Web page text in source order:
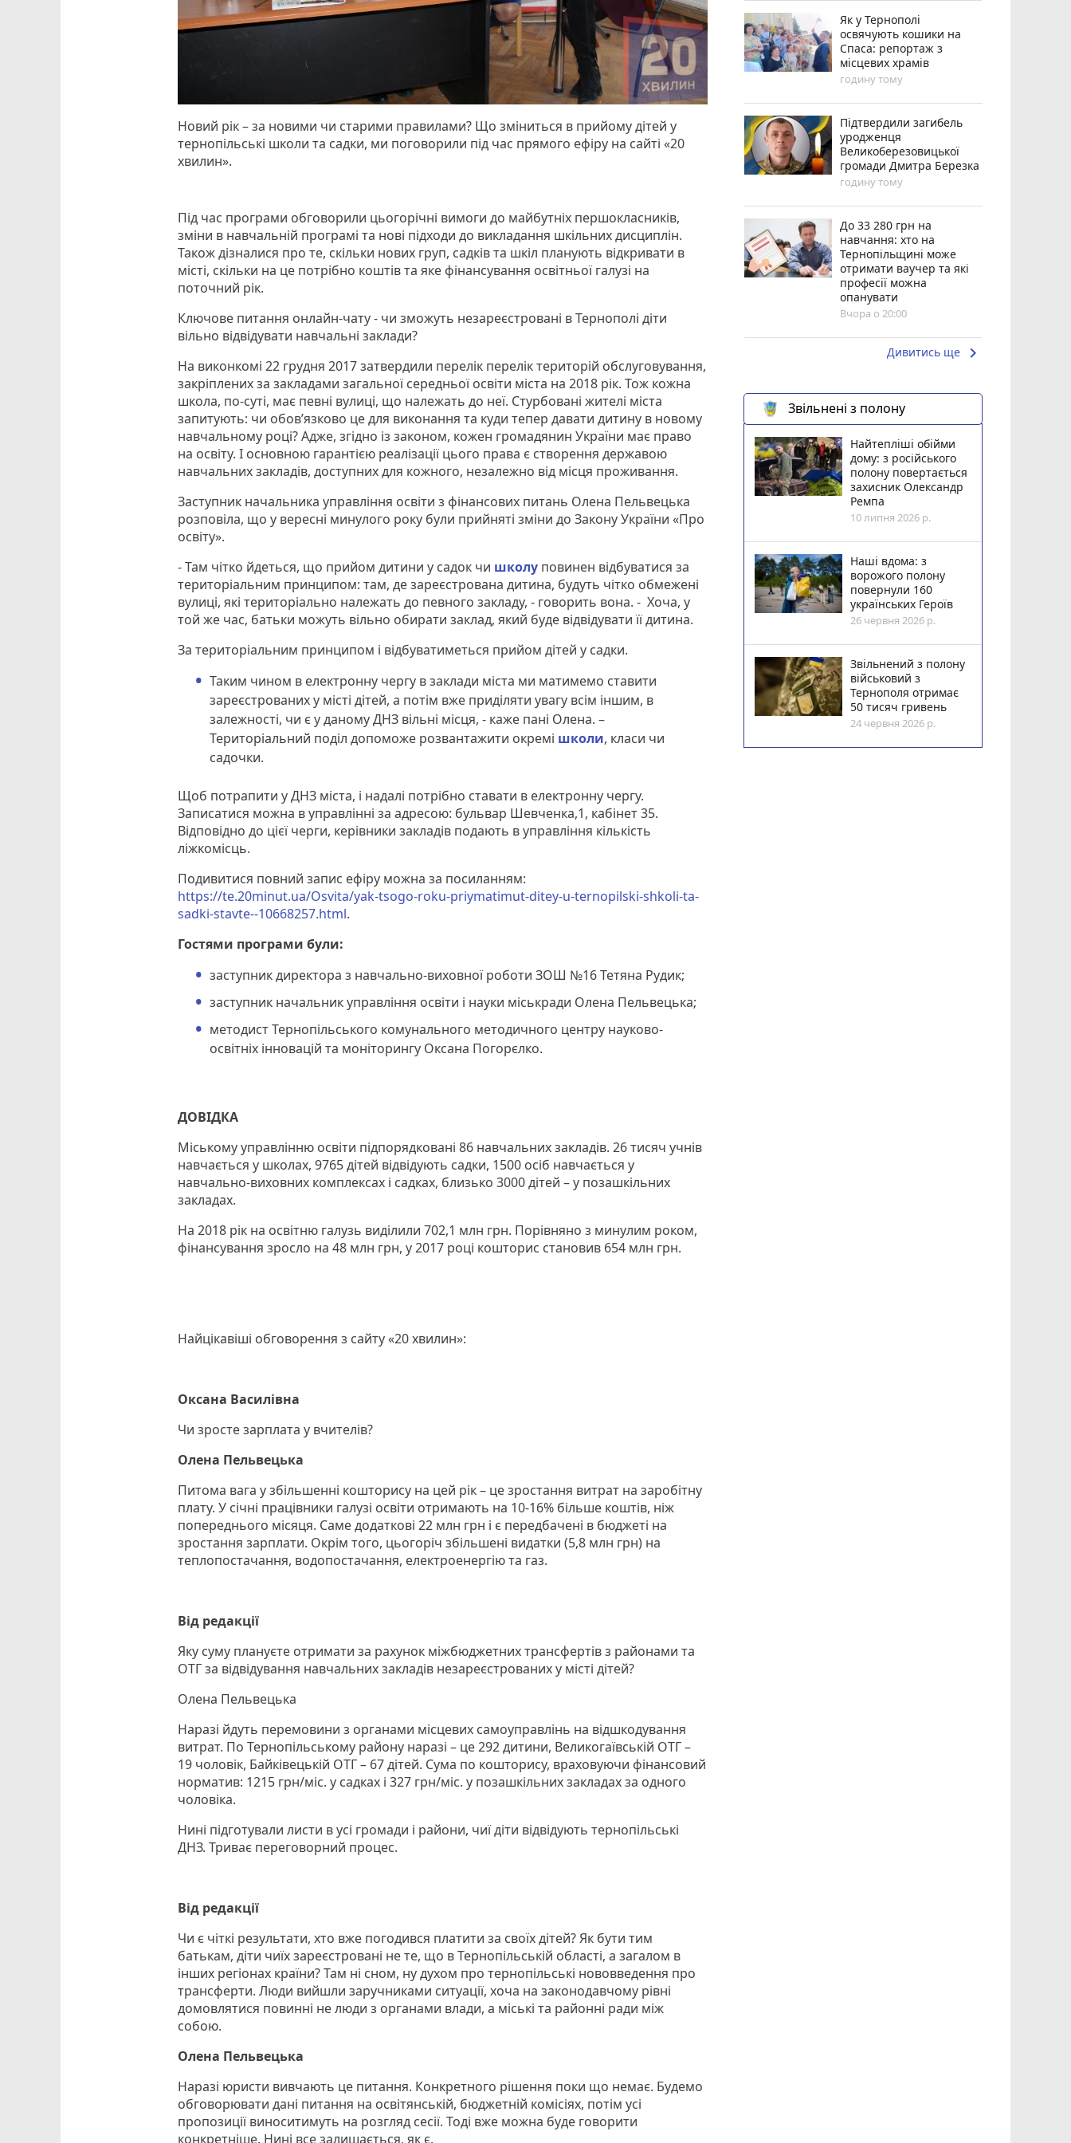
Новий рік – за новими чи старими правилами? Що зміниться в прийому дітей у
тернопільські школи та садки, ми поговорили під час прямого ефіру на сайті «20
хвилин».
Під час програми обговорили цьогорічні вимоги до майбутніх першокласників,
зміни в навчальній програмі та нові підходи до викладання шкільних дисциплін.
Також дізналися про те, скільки нових груп, садків та шкіл планують відкривати в
місті, скільки на це потрібно коштів та яке фінансування освітньої галузі на
поточний рік.
Ключове питання онлайн-чату - чи зможуть незареєстровані в Тернополі діти
вільно відвідувати навчальні заклади?
На виконкомі 22 грудня 2017 затвердили перелік перелік територій обслуговування,
закріплених за закладами загальної середньої освіти міста на 2018 рік. Тож кожна
школа, по-суті, має певні вулиці, що належать до неї. Стурбовані жителі міста
запитують: чи обов’язково це для виконання та куди тепер давати дитину в новому
навчальному році? Адже, згідно із законом, кожен громадянин України має право
на освіту. І основною гарантією реалізації цього права є створення державою
навчальних закладів, доступних для кожного, незалежно від місця проживання.
Заступник начальника управління освіти з фінансових питань Олена Пельвецька
розповіла, що у вересні минулого року були прийняті зміни до Закону України «Про
освіту».
- Там чітко йдеться, що прийом дитини у садок чи школу повинен відбуватися за
територіальним принципом: там, де зареєстрована дитина, будуть чітко обмежені
вулиці, які територіально належать до певного закладу, - говорить вона. - Хоча, у
той же час, батьки можуть вільно обирати заклад, який буде відвідувати її дитина.
За територіальним принципом і відбуватиметься прийом дітей у садки.
Таким чином в електронну чергу в заклади міста ми матимемо ставити
зареєстрованих у місті дітей, а потім вже приділяти увагу всім іншим, в
залежності, чи є у даному ДНЗ вільні місця, - каже пані Олена. –
Територіальний поділ допоможе розвантажити окремі школи, класи чи
садочки.
Щоб потрапити у ДНЗ міста, і надалі потрібно ставати в електронну чергу.
Записатися можна в управлінні за адресою: бульвар Шевченка,1, кабінет 35.
Відповідно до цієї черги, керівники закладів подають в управління кількість
ліжкомісць.
Подивитися повний запис ефіру можна за посиланням:
https://te.20minut.ua/Osvita/yak-tsogo-roku-priymatimut-ditey-u-ternopilski-shkoli-ta-
sadki-stavte--10668257.html.
Гостями програми були:
заступник директора з навчально-виховної роботи ЗОШ №16 Тетяна Рудик;
заступник начальник управління освіти і науки міськради Олена Пельвецька;
методист Тернопільського комунального методичного центру науково-
освітніх інновацій та моніторингу Оксана Погорєлко.
ДОВІДКА
Міському управлінню освіти підпорядковані 86 навчальних закладів. 26 тисяч учнів
навчається у школах, 9765 дітей відвідують садки, 1500 осіб навчається у
навчально-виховних комплексах і садках, близько 3000 дітей – у позашкільних
закладах.
На 2018 рік на освітню галузь виділили 702,1 млн грн. Порівняно з минулим роком,
фінансування зросло на 48 млн грн, у 2017 році кошторис становив 654 млн грн.
Найцікавіші обговорення з сайту «20 хвилин»:
Оксана Василівна
Чи зросте зарплата у вчителів?
Олена Пельвецька
Питома вага у збільшенні кошторису на цей рік – це зростання витрат на заробітну
плату. У січні працівники галузі освіти отримають на 10-16% більше коштів, ніж
попереднього місяця. Саме додаткові 22 млн грн і є передбачені в бюджеті на
зростання зарплати. Окрім того, цьогоріч збільшені видатки (5,8 млн грн) на
теплопостачання, водопостачання, електроенергію та газ.
Від редакції
Яку суму плануєте отримати за рахунок міжбюджетних трансфертів з районами та
ОТГ за відвідування навчальних закладів незареєстрованих у місті дітей?
Олена Пельвецька
Наразі йдуть перемовини з органами місцевих самоуправлінь на відшкодування
витрат. По Тернопільському району наразі – це 292 дитини, Великогаївській ОТГ –
19 чоловік, Байківецькій ОТГ – 67 дітей. Сума по кошторису, враховуючи фінансовий
норматив: 1215 грн/міс. у садках і 327 грн/міс. у позашкільних закладах за одного
чоловіка.
Нині підготували листи в усі громади і райони, чиї діти відвідують тернопільські
ДНЗ. Триває переговорний процес.
Від редакції
Чи є чіткі результати, хто вже погодився платити за своїх дітей? Як бути тим
батькам, діти чиїх зареєстровані не те, що в Тернопільській області, а загалом в
інших регіонах країни? Там ні сном, ну духом про тернопільські нововведення про
трансферти. Люди вийшли заручниками ситуації, хоча на законодавчому рівні
домовлятися повинні не люди з органами влади, а міські та районні ради між
собою.
Олена Пельвецька
Наразі юристи вивчають це питання. Конкретного рішення поки що немає. Будемо
обговорювати дані питання на освітянській, бюджетній комісіях, потім усі
пропозиції виноситимуть на розгляд сесії. Тоді вже можна буде говорити
конкретніше. Нині все залишається, як є.
Як у Тернополі
освячують кошики на
Спаса: репортаж з
місцевих храмів
годину тому
Підтвердили загибель
уродженця
Великоберезовицької
громади Дмитра Березка
годину тому
До 33 280 грн на
навчання: хто на
Тернопільщині може
отримати ваучер та які
професії можна
опанувати
Вчора о 20:00
Дивитись ще keyboard_arrow_right
Звільнені з полону
Найтепліші обійми
дому: з російського
полону повертається
захисник Олександр
Ремпа
10 липня 2026 р.
Наші вдома: з
ворожого полону
повернули 160
українських Героїв
26 червня 2026 р.
Звільнений з полону
військовий з
Тернополя отримає
50 тисяч гривень
24 червня 2026 р.